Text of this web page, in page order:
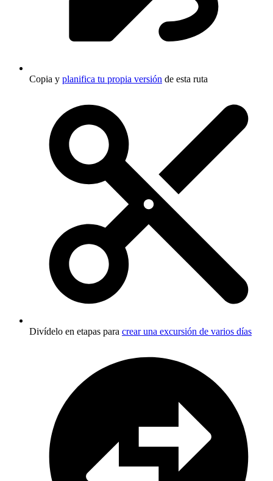
Copia y planifica tu propia versión de esta ruta
Divídelo en etapas para crear una excursión de varios días